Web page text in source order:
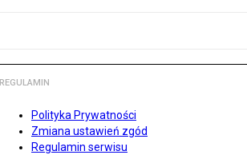
REGULAMIN
Polityka Prywatności
Zmiana ustawień zgód
Regulamin serwisu